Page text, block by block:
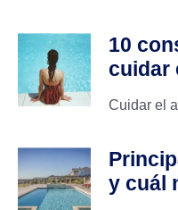
10
cuidar
Cuidar el
y cuál